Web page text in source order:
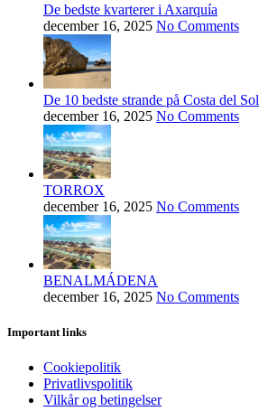
De bedste kvarterer i Axarquía
december 16, 2025 No Comments
De 10 bedste strande på Costa del Sol
december 16, 2025 No Comments
TORROX
december 16, 2025 No Comments
BENALMÁDENA
december 16, 2025 No Comments
Important links
Cookiepolitik
Privatlivspolitik
Vilkår og betingelser